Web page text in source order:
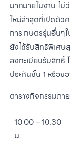
มากมายในงาน ไม่
ใหม่ล่าสุดที่เปิดตัว
การเกษตรรุ่นอื่นๆ
ยังได้รับสิทธิพิเศษ
ลงทะเบียนรับสิท
ประกันชั้น 1 หรือข
ตารางกิจกรรมภา
10.00 – 10.30
น.